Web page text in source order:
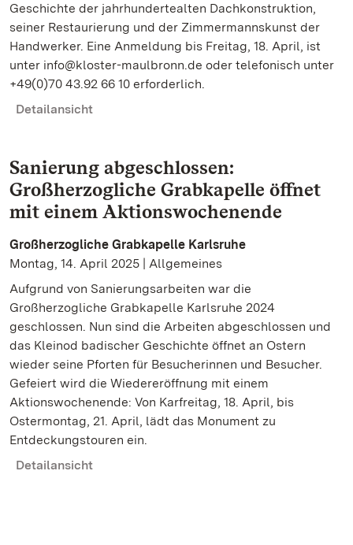
Geschichte der jahrhundertealten Dachkonstruktion,
seiner Restaurierung und der Zimmermannskunst der
Handwerker. Eine Anmeldung bis Freitag, 18. April, ist
unter info@kloster-maulbronn.de oder telefonisch unter
+49(0)70 43.92 66 10 erforderlich.
Detailansicht
Sanierung abgeschlossen:
Großherzogliche Grabkapelle öffnet
mit einem Aktionswochenende
Großherzogliche Grabkapelle Karlsruhe
Montag, 14. April 2025 | Allgemeines
Aufgrund von Sanierungsarbeiten war die
Großherzogliche Grabkapelle Karlsruhe 2024
geschlossen. Nun sind die Arbeiten abgeschlossen und
das Kleinod badischer Geschichte öffnet an Ostern
wieder seine Pforten für Besucherinnen und Besucher.
Gefeiert wird die Wiedereröffnung mit einem
Aktionswochenende: Von Karfreitag, 18. April, bis
Ostermontag, 21. April, lädt das Monument zu
Entdeckungstouren ein.
Detailansicht